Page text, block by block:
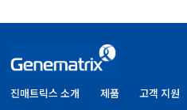
진매트릭스 소개 제품 고객 지원